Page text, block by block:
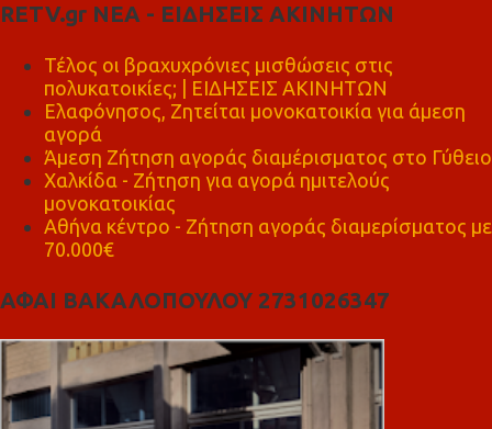
RETV.gr ΝΕΑ - ΕΙΔΗΣΕΙΣ ΑΚΙΝΗΤΩΝ
Τέλος οι βραχυχρόνιες μισθώσεις στις
πολυκατοικίες; | ΕΙΔΗΣΕΙΣ ΑΚΙΝΗΤΩΝ
Ελαφόνησος, Ζητείται μονοκατοικία για άμεση
αγορά
Άμεση Ζήτηση αγοράς διαμέρισματος στο Γύθειο
Χαλκίδα - Ζήτηση για αγορά ημιτελούς
μονοκατοικίας
Αθήνα κέντρο - Ζήτηση αγοράς διαμερίσματος με
70.000€
ΑΦΑΙ ΒΑΚΑΛΟΠΟΥΛΟΥ 2731026347